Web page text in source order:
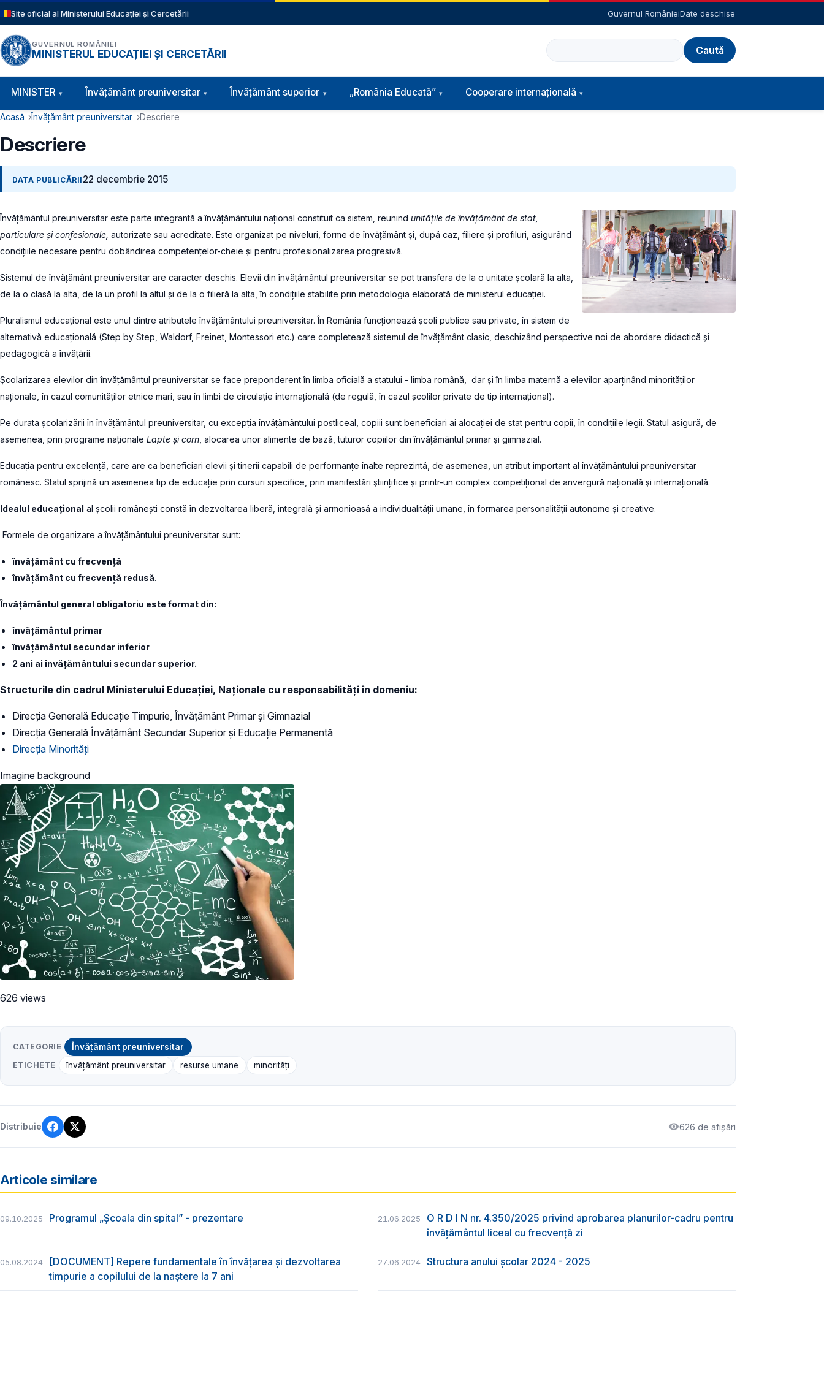
Sari la conținutul principal
Site oficial al Ministerului Educației și Cercetării Guvernul RomânieiDate deschise
GUVERNUL ROMÂNIEI
MINISTERUL EDUCAȚIEI ȘI CERCETĂRII
Caută
Navigație principală
MINISTER Învăţământ preuniversitar Învățământ superior „România Educată” Cooperare internațională
Cale de navigare
Acasă Învățământ preuniversitar Descriere
Descriere
DATA PUBLICĂRII 22 decembrie 2015
Învățământul preuniversitar este parte integrantă a învățământului național constituit ca sistem, reunind unitățile de învățământ de stat,
particulare și confesionale, autorizate sau acreditate. Este organizat pe niveluri, forme de învățământ și, după caz, filiere și profiluri, asigurând
condițiile necesare pentru dobândirea competențelor-cheie și pentru profesionalizarea progresivă.
Sistemul de învăţământ preuniversitar are caracter deschis. Elevii din învăţământul preuniversitar se pot transfera de la o unitate şcolară la alta,
de la o clasă la alta, de la un profil la altul şi de la o filieră la alta, în condiţiile stabilite prin metodologia elaborată de ministerul educaţiei.
Pluralismul educaţional este unul dintre atributele învățământului preuniversitar. În România funcționează școli publice sau private, în sistem de
alternativă educațională (Step by Step, Waldorf, Freinet, Montessori etc.) care completează sistemul de învățământ clasic, deschizând perspective noi de abordare didactică și
pedagogică a învățării.
Școlarizarea elevilor din învățământul preuniversitar se face preponderent în limba oficială a statului - limba română, dar și în limba maternă a elevilor aparținând minorităților
naționale, în cazul comunităților etnice mari, sau în limbi de circulație internațională (de regulă, în cazul școlilor private de tip internațional).
Pe durata şcolarizării în învăţământul preuniversitar, cu excepţia învăţământului postliceal, copiii sunt beneficiari ai alocaţiei de stat pentru copii, în condiţiile legii. Statul asigură, de
asemenea, prin programe naționale Lapte și corn , alocarea unor alimente de bază, tuturor copiilor din învățământul primar și gimnazial.
Educația pentru excelență, care are ca beneficiari elevii și tinerii capabili de performanțe înalte reprezintă, de asemenea, un atribut important al învățământului preuniversitar
românesc. Statul sprijină un asemenea tip de educație prin cursuri specifice, prin manifestări științifice și printr-un complex competițional de anvergură națională și internațională.
Idealul educaţional al şcolii româneşti constă în dezvoltarea liberă, integrală şi armonioasă a individualităţii umane, în formarea personalităţii autonome şi creative.
Formele de organizare a învățământului preuniversitar sunt:
învățământ cu frecvență
învățământ cu frecvență redusă.
Învăţământul general obligatoriu este format din:
învăţământul primar
învăţământul secundar inferior
2 ani ai învăţământului secundar superior.
Structurile din cadrul Ministerului Educației, Naționale cu responsabilități în domeniu:
Direcția Generală Educație Timpurie, Învățământ Primar și Gimnazial
Direcția Generală Învățământ Secundar Superior și Educație Permanentă
Direcția Minorități
Imagine background
626 views
CATEGORIE Învățământ preuniversitar
ETICHETE învățământ preuniversitar resurse umane minorități
Distribuie 626 de afișări
Articole similare
09.10.2025 Programul „Școala din spital” - prezentare 21.06.2025
O R D I N nr. 4.350/2025 privind aprobarea planurilor-cadru pentru
învățământul liceal cu frecvență zi
05.08.2024
[DOCUMENT] Repere fundamentale în învățarea și dezvoltarea
timpurie a copilului de la naștere la 7 ani
27.06.2024 Structura anului școlar 2024 - 2025